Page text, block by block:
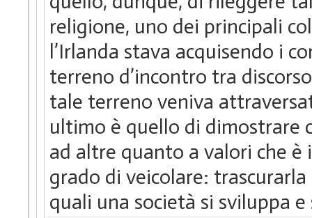
religione, uno dei principali
l’Irlanda stava acquisendo i
terreno d’incontro tra
tale terreno veniva
ultimo è quello di dimostrare
ad altre quanto a valori che
grado di veicolare:
quali una società si sviluppa